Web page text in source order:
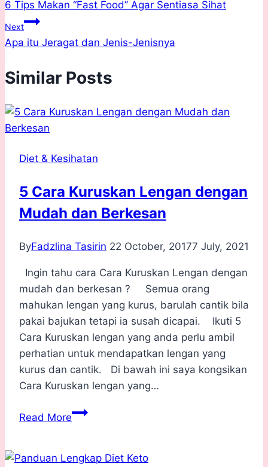
navigation
6 Tips Makan “Fast Food” Agar Sentiasa Sihat
Next
Apa itu Jeragat dan Jenis-Jenisnya
Similar Posts
Diet & Kesihatan
5 Cara Kuruskan Lengan dengan
Mudah dan Berkesan
ByFadzlina Tasirin 22 October, 20177 July, 2021
Ingin tahu cara Cara Kuruskan Lengan dengan
mudah dan berkesan ? Semua orang
mahukan lengan yang kurus, barulah cantik bila
pakai bajukan tetapi ia susah dicapai. Ikuti 5
Cara Kuruskan lengan yang anda perlu ambil
perhatian untuk mendapatkan lengan yang
kurus dan cantik. Di bawah ini saya kongsikan
Cara Kuruskan lengan yang…
Read More5
Lengan